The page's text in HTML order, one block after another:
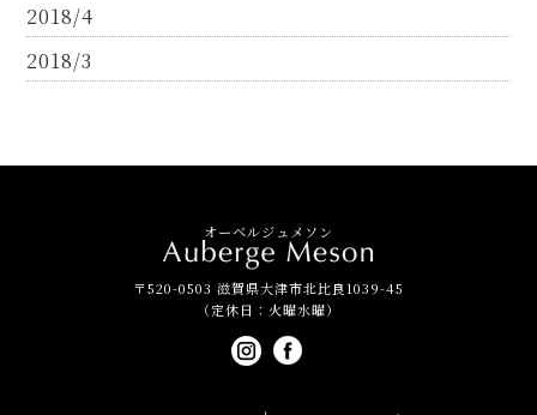
2018/4
2018/3
オーベルジュメソン
〒520-0503 滋賀県大津市北比良1039-45
（定休日：火曜水曜）